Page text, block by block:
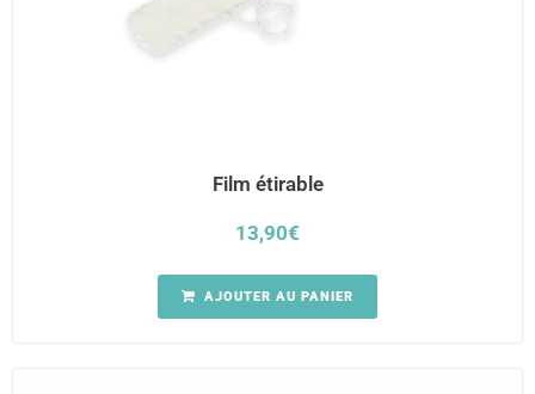
Film étirable
13,90€
AJOUTER AU PANIER